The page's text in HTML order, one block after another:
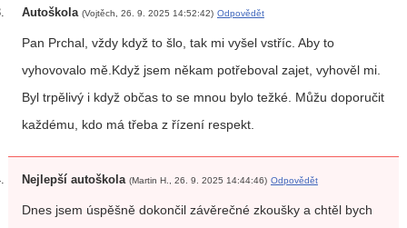
Autoškola (Vojtěch, 26. 9. 2025 14:52:42) Odpovědět
Pan Prchal, vždy když to šlo, tak mi vyšel vstříc. Aby to
vyhovovalo mě.Když jsem někam potřeboval zajet, vyhověl mi.
Byl trpělivý i když občas to se mnou bylo težké. Můžu doporučit
každému, kdo má třeba z řízení respekt.
Nejlepší autoškola (Martin H., 26. 9. 2025 14:44:46) Odpovědět
Dnes jsem úspěšně dokončil závěrečné zkoušky a chtěl bych